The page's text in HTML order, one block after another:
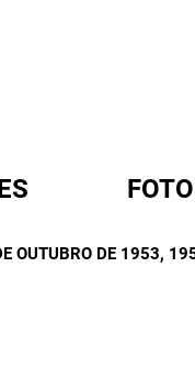
OUTUBRO DE 1953,
BUSCA